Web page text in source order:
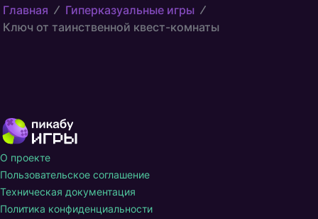
Главная
Гиперказуальные игры
Ключ от таинственной квест-комнаты
О проекте
Пользовательское соглашение
Техническая документация
Политика конфиденциальности